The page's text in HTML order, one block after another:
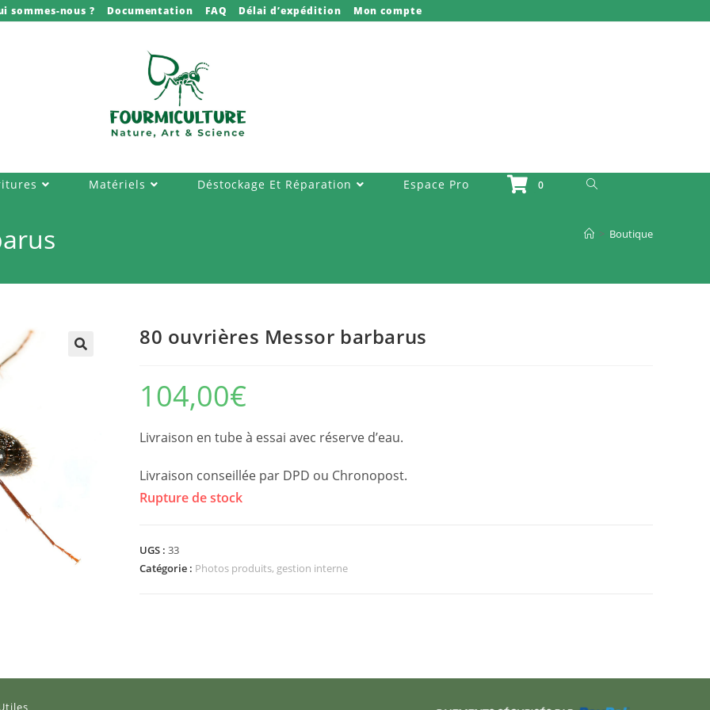
sommes-nous ? Documentation FAQ Délai d’expédition Mon compte
Matériels Déstockage Et Réparation Espace Pro 0 Toggle Website Search
> Boutique
80 ouvrières Messor barbarus
104,00€
Livraison en tube à essai avec réserve d’eau.
Livraison conseillée par DPD ou Chronopost.
Rupture de stock
UGS : 33
Catégorie : Photos produits, gestion interne